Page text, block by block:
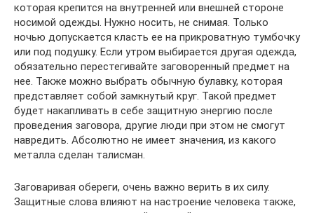
которая крепится на внутренней или внешней стороне
носимой одежды. Нужно носить, не снимая. Только
ночью допускается класть ее на прикроватную тумбочку
или под подушку. Если утром выбирается другая одежда,
обязательно перестегивайте заговоренный предмет на
нее. Также можно выбрать обычную булавку, которая
представляет собой замкнутый круг. Такой предмет
будет накапливать в себе защитную энергию после
проведения заговора, другие люди при этом не смогут
навредить. Абсолютно не имеет значения, из какого
металла сделан талисман.
Заговаривая обереги, очень важно верить в их силу.
Защитные слова влияют на настроение человека также,